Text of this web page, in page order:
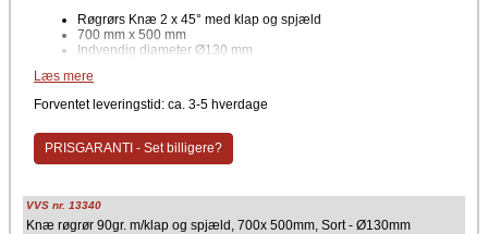
Røgrørs Knæ 2 x 45° med klap og spjæld
700 mm x 500 mm
Indvendig diameter Ø130 mm
Farve
Sort
Producent
TermaTech
Læs mere
Forventet leveringstid: ca. 3-5 hverdage
PRISGARANTI - Set billigere?
VVS nr. 13340
Knæ røgrør 90gr. m/klap og spjæld, 700x 500mm, Sort - Ø130mm